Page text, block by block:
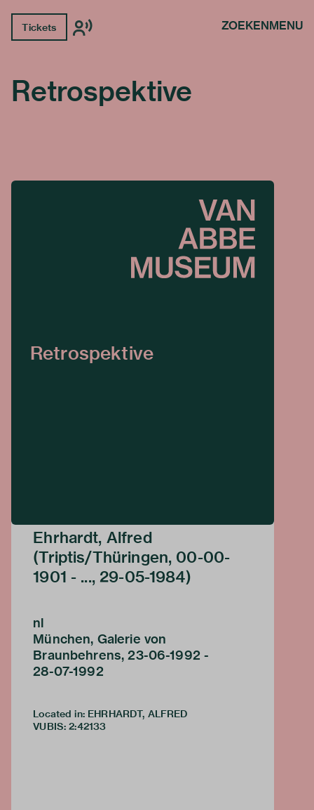
Tickets ZOEKENMENU
Retrospektive
Retrospektive
Ehrhardt, Alfred
(Triptis/Thüringen, 00-00-
1901 - ..., 29-05-1984)
nl
München, Galerie von
Braunbehrens, 23-06-1992 -
28-07-1992
Located in: EHRHARDT, ALFRED
VUBIS: 2:42133